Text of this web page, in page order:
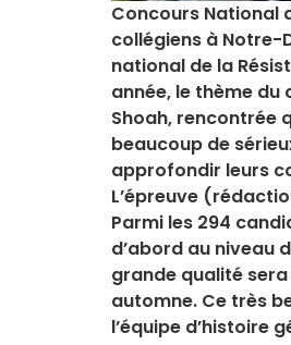
Concours National
collégiens à Notre-
national de la
année, le thème du
Shoah, rencontrée
beaucoup de
approfondir leurs
L’épreuve
Parmi les 294
d’abord au niveau
grande qualité
automne. Ce très
l’équipe d’histoire